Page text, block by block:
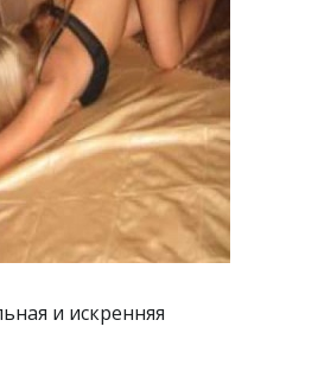
и искренняя